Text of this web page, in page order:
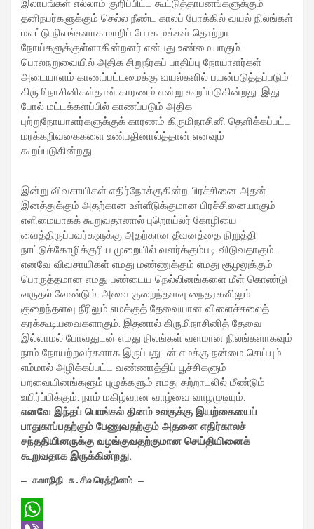
இலாபங்கள் எல்லாம் குறிப்பிட்ட கூட்டுத்தாபனங்களுக்கும்
தனிநபர்களுக்கும் செல்ல நீண்ட காலப் போக்கில் வயல் நிலங்கள்
மலட்டு நிலங்களாக மாறிப் போக மக்கள் தொற்றா
நோய்களுக்குள்ளாகின்றனர் என்பது உண்மையாகும்.
பொலநறுவையில் அதிக சிறுநீரகப் பாதிப்பு நோயாளர்கள்
அடையாளம் காணப்பட்டமைக்கு வயல்களில் பயன்படுத்தப்படும்
கிருமிநாசினிகள்தான் காரணம் என்று கூறப்படுகின்றது. இது
போல் மட்டக்களப்பில் காணப்படும் அதிக
புற்றுநோயாளர்களுக்குக் காரணம் கிருமிநாசினி தெளிக்கப்பட்ட
மரக்கறிவகைகளை உண்பதினால்த்தான் எனவும்
கூறப்படுகின்றது.
இன்று விவசாயிகள் எதிர்நோக்குகின்ற பிரச்சினை அதன்
இனத்துக்கும் அதற்கான உள்ளீடுக்குமான பிரச்சினையாகும்
எளிமையாகக் கூறுவதானால் புறொய்லர் கோழியை
வைத்திருப்பவர்களுக்கு அதற்கான தீவனத்தை நிறுத்தி
நாட்டுக்கோழிக்குரிய முறையில் வளர்க்கும்படி விடுவதாகும்.
எனவே விவசாயிகள் எமது மண்ணுக்கும் எமது சூழலுக்கும்
பொருத்தமான எமது பண்டைய நெல்லினங்களை மீள் கொண்டு
வருதல் வேண்டும். அவை குறைந்தளவு நைதரசனிலும்
குறைந்தளவு நீரிலும் எமக்குத் தேவையான விளைச்சலைத்
தரக்கூடியவைகளாகும். இதனால் கிருமிநாசினித் தேவை
இல்லாமல் போவதுடன் எமது நிலங்கள் வளமான நிலங்களாகவும்
நாம் நோயற்றவர்களாக இருப்பதுடன் எமக்கு நன்மை செய்யும்
எம்மால் அழிக்கப்பட்ட வண்ணாத்திப் பூச்சிகளும்
பறவையினங்களும் புழுக்களும் எமது சுற்றாடலில் மீண்டும்
உயிர்ப்பிக்கும். நாம் மகிழ்வான வாழ்வை வாழமுடியும்.
எனவே இந்தப் பொங்கல் தினம் உலகுக்கு இயற்கையைப்
பாதுகாப்பதற்கும் பேணுவதற்கும் அதனை எதிர்காலச்
சந்ததியினருக்கு வழங்குவதற்குமான செய்தியினைக்
கூறுவதாக இருக்கின்றது.
— கலாநிதி சு.சிவரெத்தினம் —